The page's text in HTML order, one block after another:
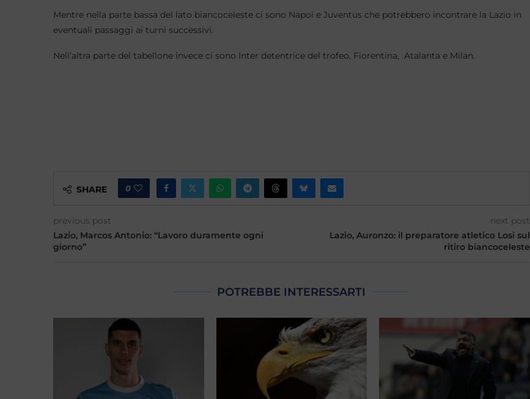
Mentre nella parte bassa del lato biancoceleste ci sono Napoi e Juventus che potrebbero incontrare la Lazio in
eventuali passaggi ai turni successivi.
Nell’altra parte del tabellone invece ci sono Inter detentrice del trofeo, Fiorentina, Atalanta e Milan.
SHARE 0
previous post
Lazio, Marcos Antonio: “Lavoro duramente ogni
giorno”
next post
Lazio, Auronzo: il preparatore atletico Losi sul
ritiro biancoceleste
POTREBBE INTERESSARTI